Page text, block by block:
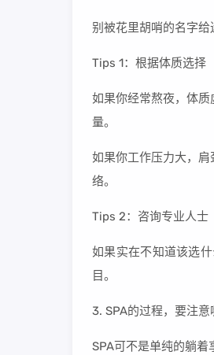
别被花里胡哨的名字给
Tips 1：根据体质选择
如果你经常熬夜，体
量。
如果你工作压力大，
络。
Tips 2：咨询专业人士
如果实在不知道该选
目。
3. SPA的过程，要注意
SPA可不是单纯的躺着